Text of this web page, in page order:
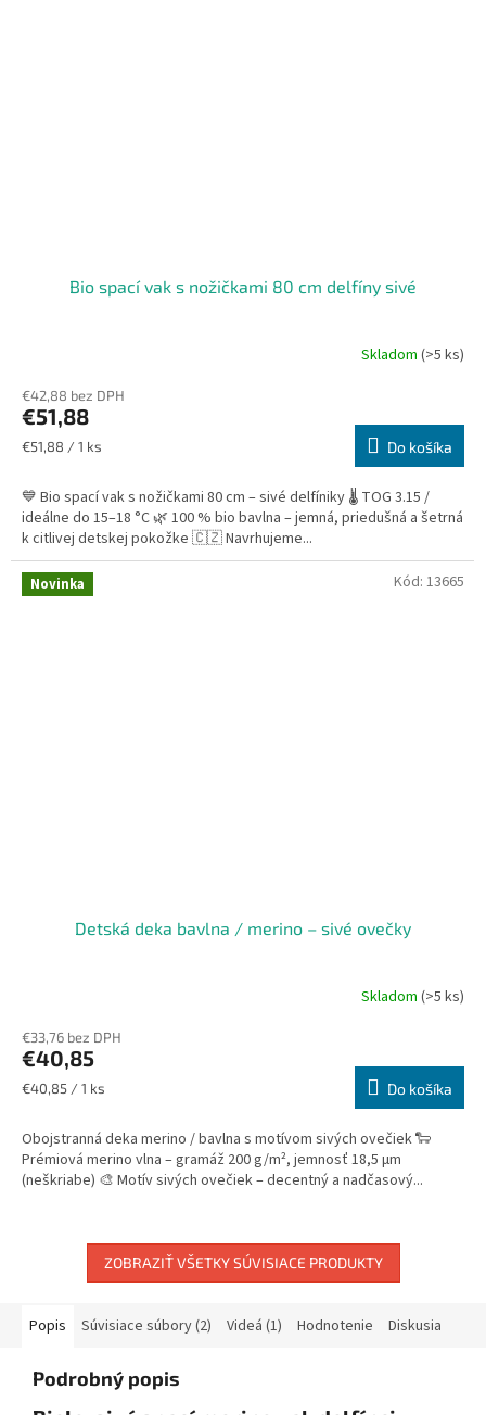
Bio spací vak s nožičkami 80 cm delfíny sivé
Skladom (>5 ks)
€42,88 bez DPH
€51,88
Jednotková
€51,88 / 1 ks Do košíka
💙 Bio spací vak s nožičkami 80 cm – sivé delfíniky 🌡️ TOG 3.15 /
ideálne do 15–18 °C 🌿 100 % bio bavlna – jemná, priedušná a šetrná
k citlivej detskej pokožke 🇨🇿 Navrhujeme...
Novinka
Detská deka bavlna / merino – sivé ovečky
Skladom (>5 ks)
€33,76 bez DPH
€40,85
Jednotková
€40,85 / 1 ks Do košíka
Obojstranná deka merino / bavlna s motívom sivých ovečiek 🐑
Prémiová merino vlna – gramáž 200 g/m², jemnosť 18,5 µm
(neškriabe) 🎨 Motív sivých ovečiek – decentný a nadčasový...
Kód: 13665
ZOBRAZIŤ VŠETKY SÚVISIACE PRODUKTY
Popis Súvisiace súbory (2) Videá (1) Hodnotenie Diskusia
Podrobný popis